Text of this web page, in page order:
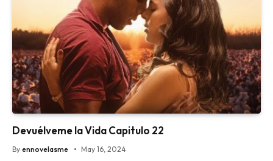
Devuélveme la Vida Capitulo 22
By ennovelasme May 16, 2024